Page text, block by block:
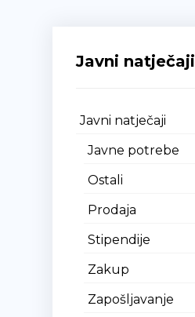
Javni natječaji
Javni natječaji
Javne potrebe
Ostali
Prodaja
Stipendije
Zakup
Zapošljavanje